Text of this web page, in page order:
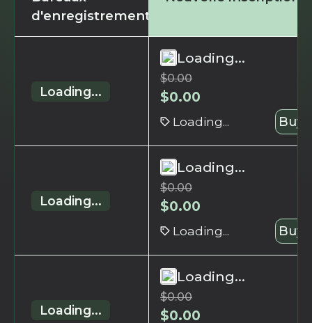
d'enregistrement
Loading...
Loading...
$0.00
$0.00
Loading... Buy
Loading...
Loading...
$0.00
$0.00
Loading... Buy
Loading...
Loading...
$0.00
$0.00